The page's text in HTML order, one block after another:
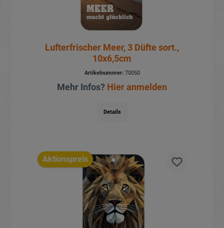
Lufterfrischer Meer, 3 Düfte sort.,
10x6,5cm
Artikelnummer:70050
Mehr Infos? Hier anmelden
Details
Aktionspreis